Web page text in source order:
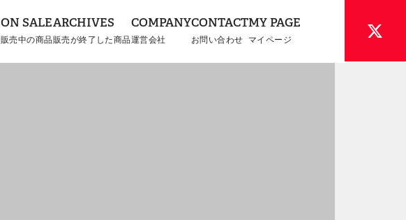
ON SALE
販売中の商品
ARCHIVES
販売が終了した商品
COMPANY
運営会社
CONTACT
お問い合わせ
MY PAGE
マイページ